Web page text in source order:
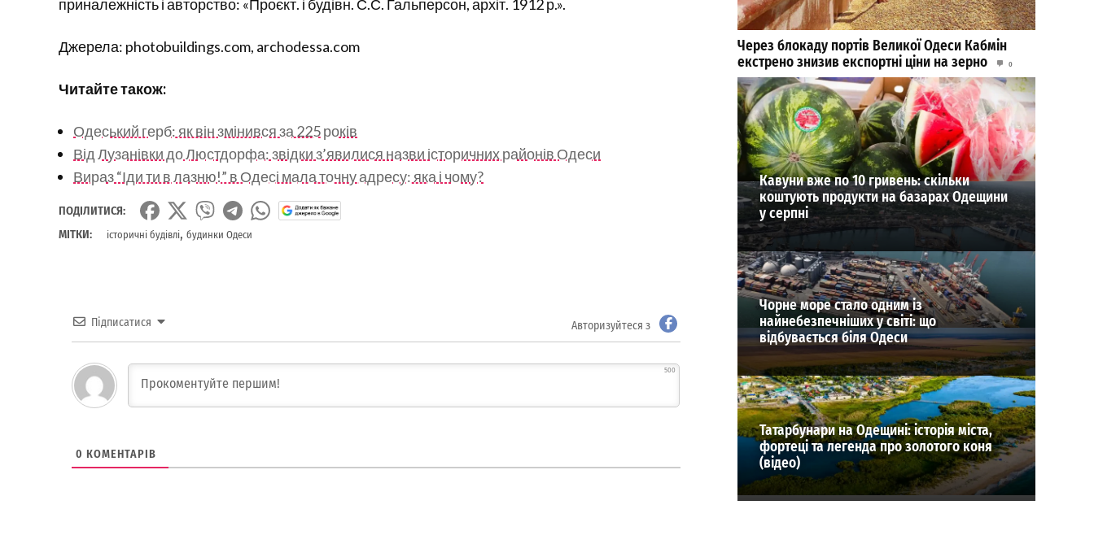
приналежність і авторство: «Проєкт. і будівн. С.С. Гальперсон, архіт. 1912 р.».
Джерела: photobuildings.com, archodessa.com
Читайте також:
Одеський герб: як він змінився за 225 років
Від Лузанівки до Люстдорфа: звідки з’явилися назви історичних районів Одеси
Вираз “Іди ти в лазню!” в Одесі мала точну адресу: яка і чому?
ПОДІЛИТИСЯ:
МІТКИ:
історичні будівлі, будинки Одеси
Підписатися Авторизуйтеся з
500
0 КОМЕНТАРІВ
Через блокаду портів Великої Одеси Кабмін
екстрено знизив експортні ціни на зерно
0
04-08-2026 в 17:28
ВИБІР РЕДАКЦІЇ
Кавуни вже по 10 гривень: скільки
коштують продукти на базарах Одещини
у серпні
Чорне море стало одним із
найнебезпечніших у світі: що
відбувається біля Одеси
Татарбунари на Одещині: історія міста,
фортеці та легенда про золотого коня
(відео)